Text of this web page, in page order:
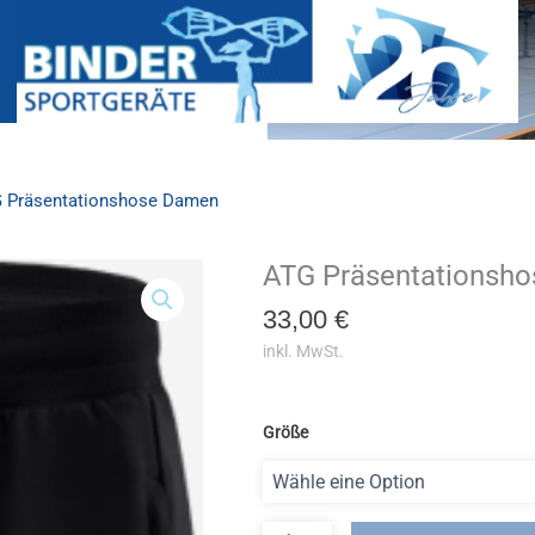
Präsentationshose Damen
ATG
33,00 €
inkl. MwSt.
Größe
ATG
Damen
Menge